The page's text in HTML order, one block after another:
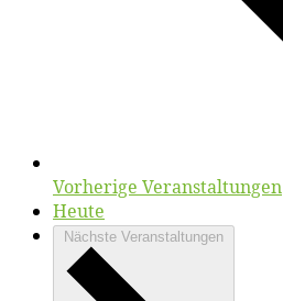
Vorherige Veranstaltungen
Heute
Nächste Veranstaltungen